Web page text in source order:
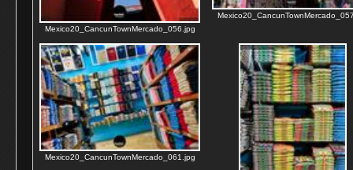
Mexico20_CancunTownMercado_056.jpg
Mexico20_CancunTownMercado_061.jpg